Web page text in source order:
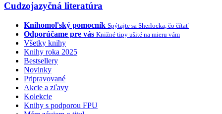
Cudzojazyčná literatúra
Knihomoľský pomocník Spýtajte sa Sherlocka, čo čítať
Odporúčame pre vás Knižné tipy ušité na mieru vám
Všetky knihy
Knihy roka 2025
Bestsellery
Novinky
Pripravované
Akcie a zľavy
Kolekcie
Knihy s podporou FPU